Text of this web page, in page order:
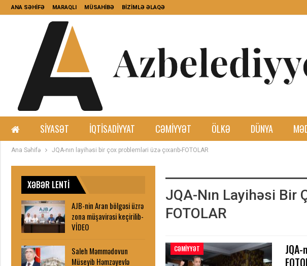
ANA SƏHİFƏ MARAQLI MÜSAHİBƏ BİZİMLƏ ƏLAQƏ
SIYASƏT İQTISADIYYAT CƏMIYYƏT ÖLKƏ DÜNYA
Ana Səhifə JQA-nın layihəsi bir çox problemləri üzə çıxarıb-FOTOLAR
JQA-Nın Layihəsi Bir
FOTOLAR
CƏMIYYƏT
XƏBƏR LENTİ
AJB-nin Aran bölgəsi üzrə
zona müşavirəsi keçirilib-
VİDEO
Saleh Məmmədovun
Müseyib Həmzəyevlə